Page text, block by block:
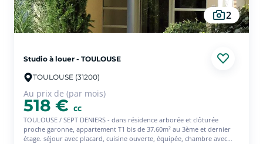
2
Studio à louer - TOULOUSE
TOULOUSE (31200)
Au prix de (par mois)
518 € cc
TOULOUSE / SEPT DENIERS - dans résidence arborée et clôturée
proche garonne, appartement T1 bis de 37.60m² au 3ème et dernier
étage. séjour avec placard, cuisine ouverte, équipée, chambre avec